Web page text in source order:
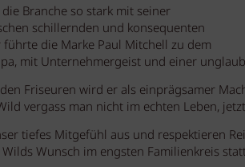
Branche so stark mit seiner
schillernden und konsequenten
die Marke Paul Mitchell zu dem
mit Unternehmergeist und einer
Friseuren wird er als einprägsamer
vergass man nicht im echten Leben,
tiefes Mitgefühl aus und respektieren
Wunsch im engsten Familienkreis